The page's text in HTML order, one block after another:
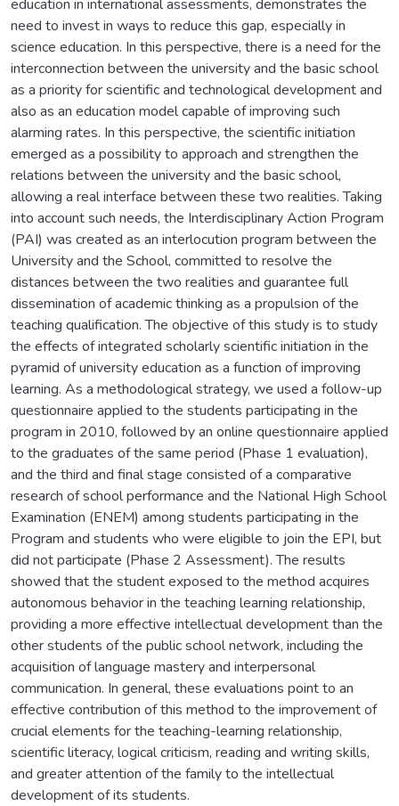
education in international assessments, demonstrates the
need to invest in ways to reduce this gap, especially in
science education. In this perspective, there is a need for the
interconnection between the university and the basic school
as a priority for scientific and technological development and
also as an education model capable of improving such
alarming rates. In this perspective, the scientific initiation
emerged as a possibility to approach and strengthen the
relations between the university and the basic school,
allowing a real interface between these two realities. Taking
into account such needs, the Interdisciplinary Action Program
(PAI) was created as an interlocution program between the
University and the School, committed to resolve the
distances between the two realities and guarantee full
dissemination of academic thinking as a propulsion of the
teaching qualification. The objective of this study is to study
the effects of integrated scholarly scientific initiation in the
pyramid of university education as a function of improving
learning. As a methodological strategy, we used a follow-up
questionnaire applied to the students participating in the
program in 2010, followed by an online questionnaire applied
to the graduates of the same period (Phase 1 evaluation),
and the third and final stage consisted of a comparative
research of school performance and the National High School
Examination (ENEM) among students participating in the
Program and students who were eligible to join the EPI, but
did not participate (Phase 2 Assessment). The results
showed that the student exposed to the method acquires
autonomous behavior in the teaching learning relationship,
providing a more effective intellectual development than the
other students of the public school network, including the
acquisition of language mastery and interpersonal
communication. In general, these evaluations point to an
effective contribution of this method to the improvement of
crucial elements for the teaching-learning relationship,
scientific literacy, logical criticism, reading and writing skills,
and greater attention of the family to the intellectual
development of its students.